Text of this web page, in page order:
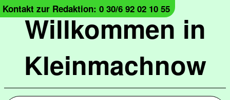
Willkommen in
Kleinmachnow
Kontakt zur Redaktion: 0 30/6 92 02 10 55